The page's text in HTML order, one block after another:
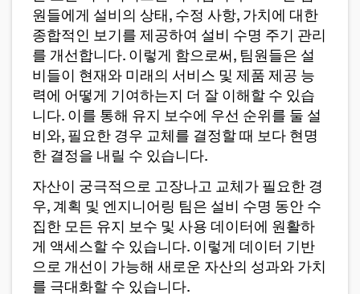
원들에게 설비의 상태, 수정 사항, 가치에 대한
종합적인 보기를 제공하여 설비 수명 주기 관리
를 개선합니다. 이렇게 함으로써, 팀원들은 설
비들이 현재와 미래의 서비스 및 제품 제공 능
력에 어떻게 기여하는지 더 잘 이해할 수 있습
니다. 이를 통해 유지 보수에 우선 순위를 둘 설
비와, 필요한 경우 교체를 결정할 때 보다 현명
한 결정을 내릴 수 있습니다.
자산이 궁극적으로 고장나고 교체가 필요한 경
우, 계획 및 엔지니어링 팀은 설비 수명 동안 수
집한 모든 유지 보수 및 사용 데이터에 원활하
게 액세스할 수 있습니다. 이렇게 데이터 기반
으로 개선이 가능해 새로운 자산의 성과와 가치
를 극대화할 수 있습니다.